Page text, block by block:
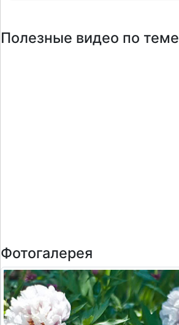
Полезные видео по теме
Фотогалерея